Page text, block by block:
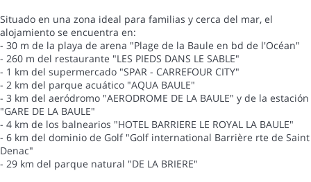
Situado en una zona ideal para familias y cerca del mar, el
alojamiento se encuentra en:
- 30 m de la playa de arena "Plage de la Baule en bd de l'Océan"
- 260 m del restaurante "LES PIEDS DANS LE SABLE"
- 1 km del supermercado "SPAR - CARREFOUR CITY"
- 2 km del parque acuático "AQUA BAULE"
- 3 km del aeródromo "AERODROME DE LA BAULE" y de la estación
"GARE DE LA BAULE"
- 4 km de los balnearios "HOTEL BARRIERE LE ROYAL LA BAULE"
- 6 km del dominio de Golf "Golf international Barrière rte de Saint
Denac"
- 29 km del parque natural "DE LA BRIERE"